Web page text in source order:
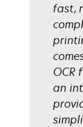
fast,
OCR
an